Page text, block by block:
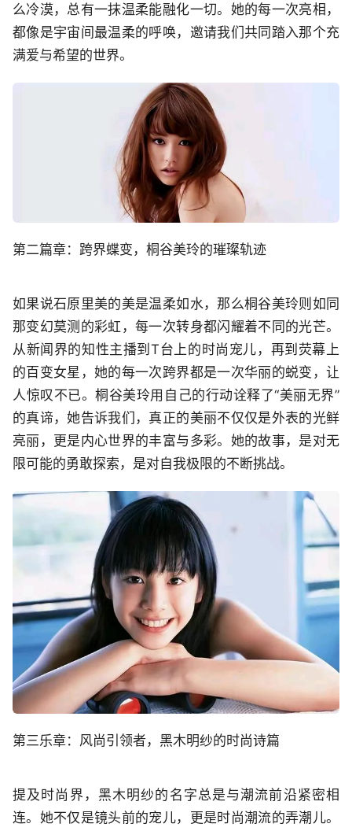
么冷漠，总有一抹温柔能融化一切。她的每一次亮相，
都像是宇宙间最温柔的呼唤，邀请我们共同踏入那个充
满爱与希望的世界。
第二篇章：跨界蝶变，桐谷美玲的璀璨轨迹
如果说石原里美的美是温柔如水，那么桐谷美玲则如同
那变幻莫测的彩虹，每一次转身都闪耀着不同的光芒。
从新闻界的知性主播到T台上的时尚宠儿，再到荧幕上
的百变女星，她的每一次跨界都是一次华丽的蜕变，让
人惊叹不已。桐谷美玲用自己的行动诠释了“美丽无界”
的真谛，她告诉我们，真正的美丽不仅仅是外表的光鲜
亮丽，更是内心世界的丰富与多彩。她的故事，是对无
限可能的勇敢探索，是对自我极限的不断挑战。
第三乐章：风尚引领者，黑木明纱的时尚诗篇
提及时尚界，黑木明纱的名字总是与潮流前沿紧密相
连。她不仅是镜头前的宠儿，更是时尚潮流的弄潮儿。